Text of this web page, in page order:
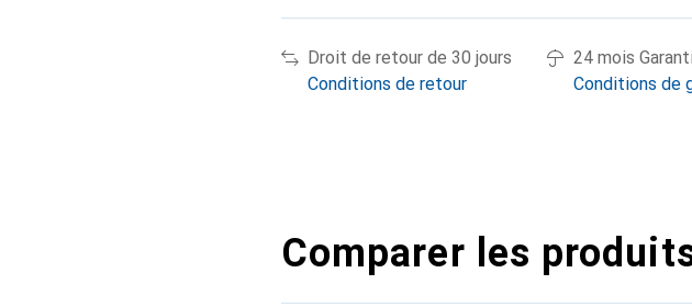
Droit de retour de 30 jours
Conditions de retour
24 mois
Conditions de
Comparer les